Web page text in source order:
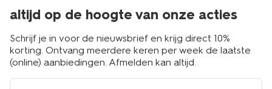
altijd op de hoogte van onze acties
Schrijf je in voor de nieuwsbrief en krijg direct 10%
korting. Ontvang meerdere keren per week de laatste
(online) aanbiedingen. Afmelden kan altijd.
e-